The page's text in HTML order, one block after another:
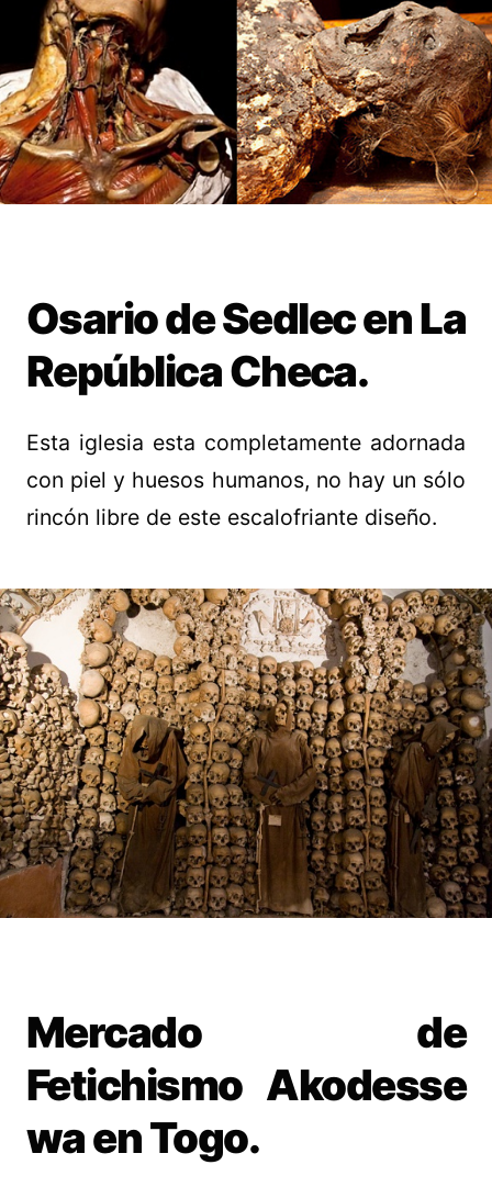
Osario de Sedlec en La
República Checa.
Esta iglesia esta completamente adornada
con piel y huesos humanos, no hay un sólo
rincón libre de este escalofriante diseño.
Mercado de
Fetichismo Akodesse
wa en Togo.